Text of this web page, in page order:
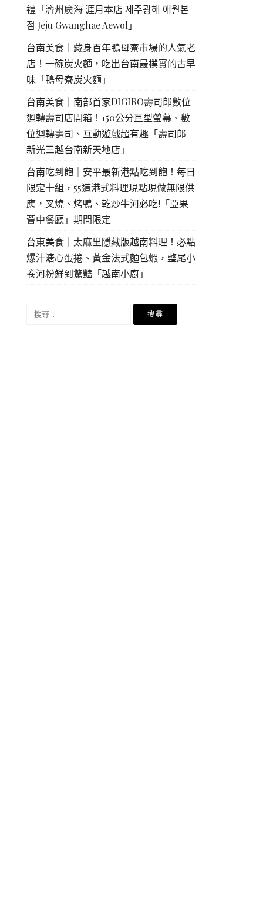
禮「濟州廣海 涯月本店 제주광해 애월본
점 Jeju Gwanghae Aewol」
台南美食｜藏身百年鴨母寮市場的人氣老
店！一碗炭火麵，吃出台南最樸實的古早
味「鴨母寮炭火麵」
台南美食｜南部首家DIGIRO壽司郎數位
迴轉壽司店開箱！150公分巨型螢幕、數
位迴轉壽司、互動遊戲超有趣「壽司郎
新光三越台南新天地店」
台南吃到飽｜安平最新港點吃到飽！每日
限定十組，55道港式料理現點現做無限供
應，叉燒、烤鴨、乾炒牛河必吃!「亞果
薈中餐廳」期間限定
台東美食｜太麻里隱藏版越南料理！必點
爆汁溏心蛋捲、黃金法式麵包蝦，整尾小
卷河粉鮮到驚豔「越南小廚」